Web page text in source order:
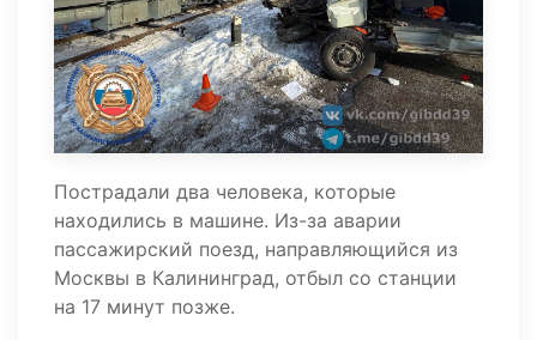
Пострадали два человека, которые
находились в машине. Из-за аварии
пассажирский поезд, направляющийся из
Москвы в Калининград, отбыл со станции
на 17 минут позже.